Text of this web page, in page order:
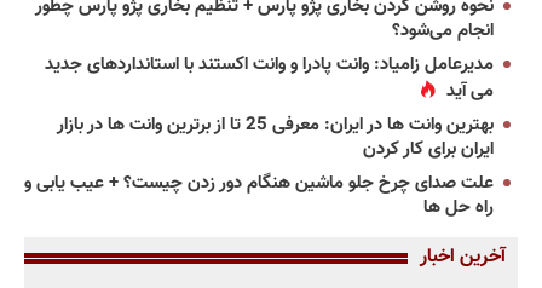
نحوه روشن کردن بخاری پژو پارس + تنظیم بخاری پژو پارس چطور
انجام می‌شود؟
مدیرعامل زامیاد: وانت پادرا و وانت اکستند با استانداردهای جدید
می آید
بهترین وانت ها در ایران: معرفی 25 تا از برترین وانت ها در بازار
ایران برای کار کردن
علت صدای چرخ جلو ماشین هنگام دور زدن چیست؟ + عیب یابی و
راه حل ها
آخرین اخبار